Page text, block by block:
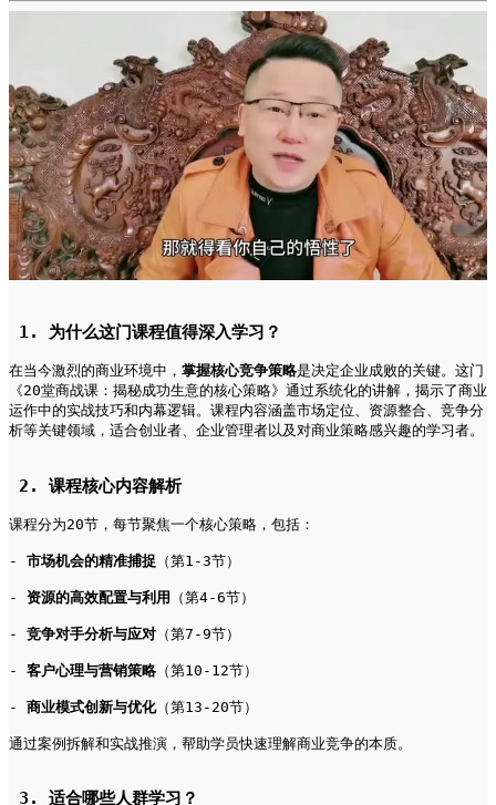
1. 为什么这门课程值得深入学习？
在当今激烈的商业环境中， 掌握核心竞争策略是决定企业成败的关键。这门
《20堂商战课：揭秘成功生意的核心策略》通过系统化的讲解，揭示了商业
运作中的实战技巧和内幕逻辑。课程内容涵盖市场定位、资源整合、竞争分
2. 课程核心内容解析
课程分为20节，每节聚焦一个核心策略，包括：
- 市场机会的精准捕捉 （第1-3节）
- 资源的高效配置与利用 （第4-6节）
- 竞争对手分析与应对 （第7-9节）
- 客户心理与营销策略 （第10-12节）
- 商业模式创新与优化（第13-20节）
通过案例拆解和实战推演，帮助学员快速理解商业竞争的本质。
3. 适合哪些人群学习？